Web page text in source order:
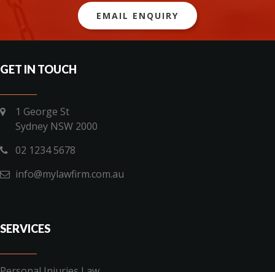
EMAIL ENQUIRY
GET IN TOUCH
1 George St
Sydney NSW 2000
02 1234 5678
info@mylawfirm.com.au
SERVICES